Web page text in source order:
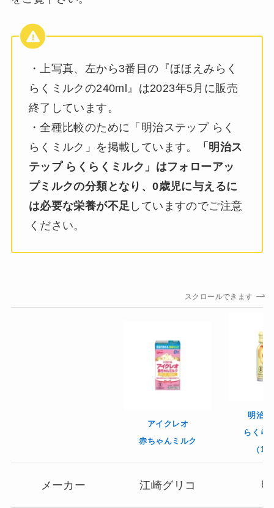
・上写真、左から3番目の『ほほえみらく
らくミルクの240ml』は2023年5月に販売
終了しています。
・全種比較のために「明治ステップ らく
らくミルク」を掲載しています。
「明治ス
テップ らくらくミルク」はフォローアッ
プミルクの分類となり、0歳児に与えるに
は必要な栄養が不足 していますのでご注意
ください。
スクロールできます
アイクレオ
赤ちゃんミルク
明治
らくら
（
メーカー 江崎グリコ